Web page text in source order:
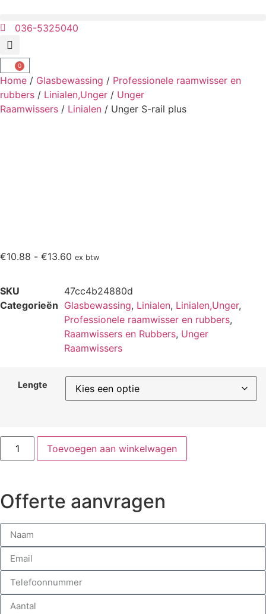
036-5325040
0
Home / Glasbewassing / Professionele raamwisser en
rubbers / Linialen,Unger / Unger
Raamwissers / Linialen / Unger S-rail plus
€10.88 - €13.60 ex btw
SKU
47cc4b24880d
Categorieën Glasbewassing, Linialen, Linialen,Unger,
Professionele raamwisser en rubbers,
Raamwissers en Rubbers, Unger
Raamwissers
Lengte
Toevoegen aan winkelwagen
Offerte aanvragen